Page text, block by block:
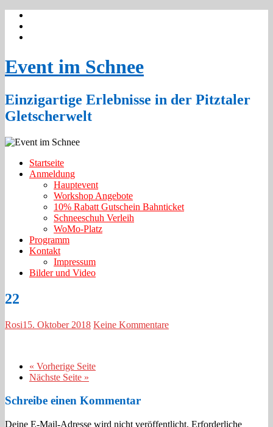
Event im Schnee
Einzigartige Erlebnisse in der Pitztaler
Gletscherwelt
Startseite
Anmeldung
Hauptevent
Workshop Angebote
10% Rabatt Gutschein Bahnticket
Schneeschuh Verleih
WoMo-Platz
Programm
Kontakt
Impressum
Bilder und Video
22
Rosi15. Oktober 2018 Keine Kommentare
« Vorherige Seite
Nächste Seite »
Schreibe einen Kommentar
Deine E-Mail-Adresse wird nicht veröffentlicht. Erforderliche